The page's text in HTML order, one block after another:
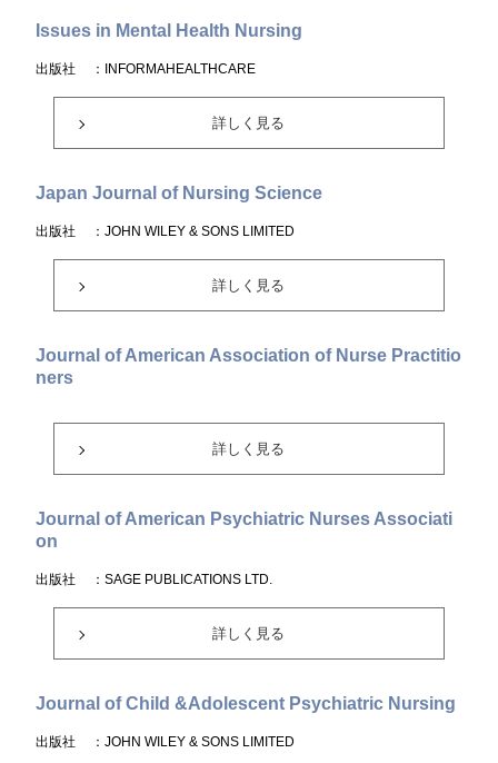
Issues in Mental Health Nursing
出版社 ：INFORMAHEALTHCARE
詳しく見る
Japan Journal of Nursing Science
出版社 ：JOHN WILEY & SONS LIMITED
詳しく見る
Journal of American Association of Nurse Practitio
ners
詳しく見る
Journal of American Psychiatric Nurses Associati
on
出版社 ：SAGE PUBLICATIONS LTD.
詳しく見る
Journal of Child &Adolescent Psychiatric Nursing
出版社 ：JOHN WILEY & SONS LIMITED